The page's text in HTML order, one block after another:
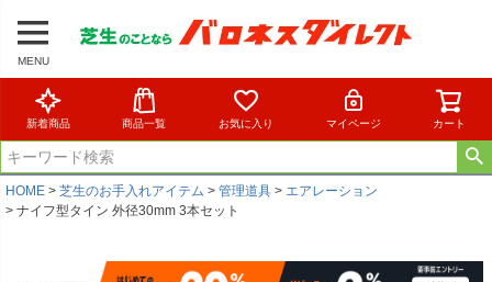
MENU
新着商品 商品一覧 お気に入り マイページ カート
HOME 芝生のお手入れアイテム 管理道具
エアレーション
ナイフ型タイン 外径30mm 3本セット